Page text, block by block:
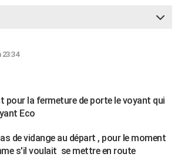
pour la fermeture de porte le voyant qui
Eco
de vidange au départ , pour le moment
s'il voulait se mettre en route